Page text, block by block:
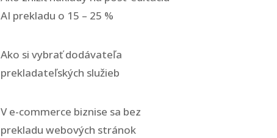
AI prekladu o 15 – 25 %
Ako si vybrať dodávateľa
prekladateľských služieb
V e-commerce biznise sa bez
prekladu webových stránok